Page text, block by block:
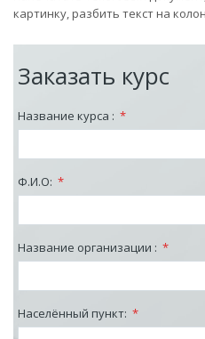
картинку, разбить текст на
Заказать курс
Название курса : *
Ф.И.О: *
Название организации : *
Населённый пункт: *